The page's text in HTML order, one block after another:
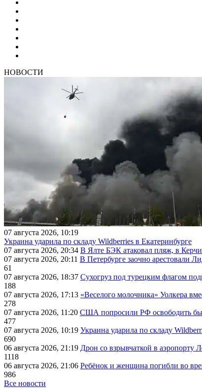
НОВОСТИ
07 августа 2026, 10:19
Украина ударила по складу Wildberries в Екатеринбурге
07 августа 2026, 20:34 В Ялте БЭК атаковал пляж, в
07 августа 2026, 20:11 В Петербурге заочно арестовали
61
07 августа 2026, 18:37 Сухогруз под турецким флагом
188
07 августа 2026, 17:13 «Веселого молочника» Уолкера
278
07 августа 2026, 11:20 США попросили РФ освободить
477
07 августа 2026, 10:19 Украина ударила по складу
690
06 августа 2026, 21:19 Дрон со взрывчаткой в аэропорту
1118
06 августа 2026, 21:06 Ребёнок и женщина погибли во
986
Все новости